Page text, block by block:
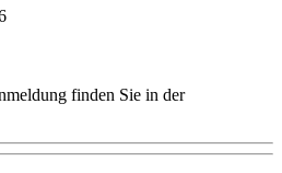
finden Sie in der